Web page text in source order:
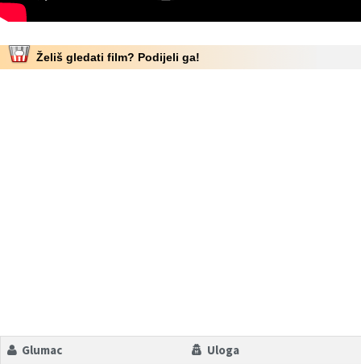
Želiš gledati film? Podijeli ga!
Glumac
Uloga